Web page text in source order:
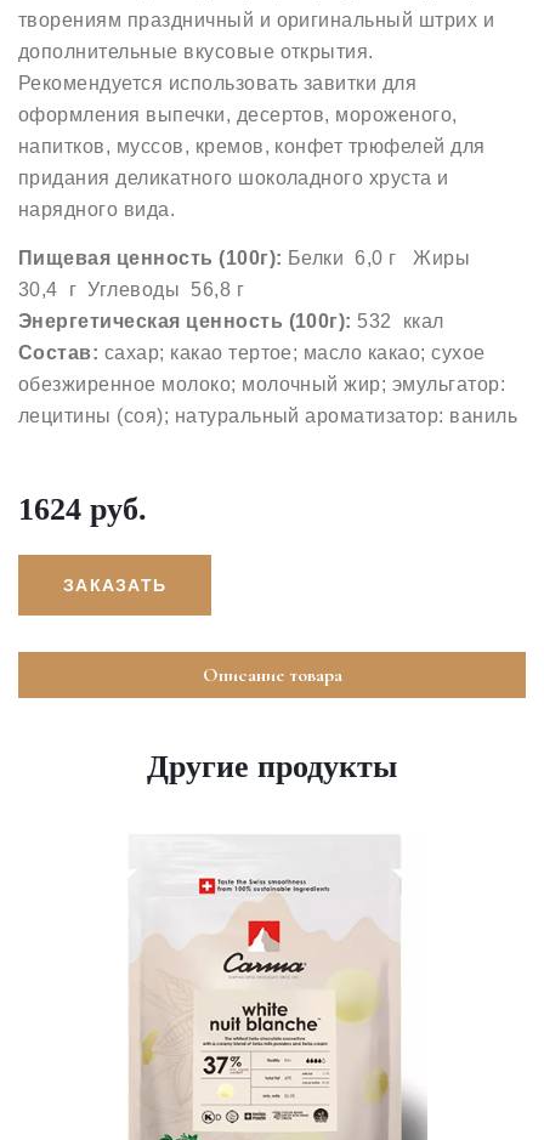
творениям праздничный и оригинальный штрих и
дополнительные вкусовые открытия.
Рекомендуется использовать завитки для
оформления выпечки, десертов, мороженого,
напитков, муссов, кремов, конфет трюфелей для
придания деликатного шоколадного хруста и
нарядного вида.
Пищевая ценность (100г): Белки 6,0 г Жиры
30,4 г Углеводы 56,8 г
Энергетическая ценность (100г): 532 ккал
Состав: сахар; какао тертое; масло какао; сухое
обезжиренное молоко; молочный жир; эмульгатор:
лецитины (соя); натуральный ароматизатор: ваниль
1624 руб.
ЗАКАЗАТЬ
Описание товара
Другие продукты